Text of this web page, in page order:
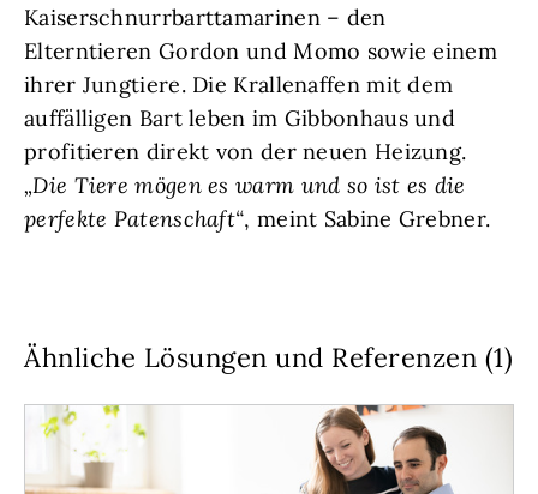
Kaiserschnurrbarttamarinen – den
Elterntieren Gordon und Momo sowie einem
ihrer Jungtiere. Die Krallenaffen mit dem
auffälligen Bart leben im Gibbonhaus und
profitieren direkt von der neuen Heizung.
„Die Tiere mögen es warm und so ist es die
perfekte Patenschaft“, meint Sabine Grebner.
Ähnliche Lösungen und Referenzen (1)